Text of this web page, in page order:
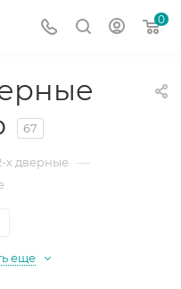
0
67
дверные —
еще